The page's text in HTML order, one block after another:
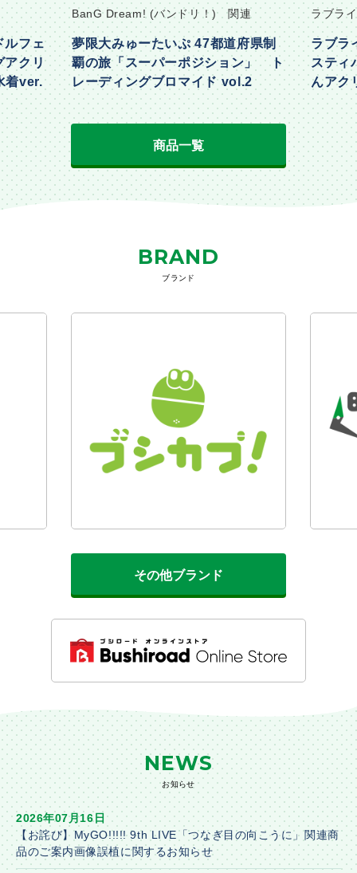
ルフェ
アクリ
着ver.
BanG Dream! (バンドリ！) 関連
夢限大みゅーたいぷ 47都道府県制
覇の旅「スーパーポジション」 ト
レーディングブロマイド vol.2
ラブラ
ラブラ
スティ
んアク
商品一覧
BRAND
ブランド
その他ブランド
NEWS
お知らせ
2026年07月16日
【お詫び】MyGO!!!!! 9th LIVE「つなぎ目の向こうに」関連商
品のご案内画像誤植に関するお知らせ